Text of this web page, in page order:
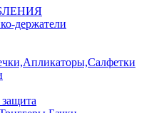
держатели